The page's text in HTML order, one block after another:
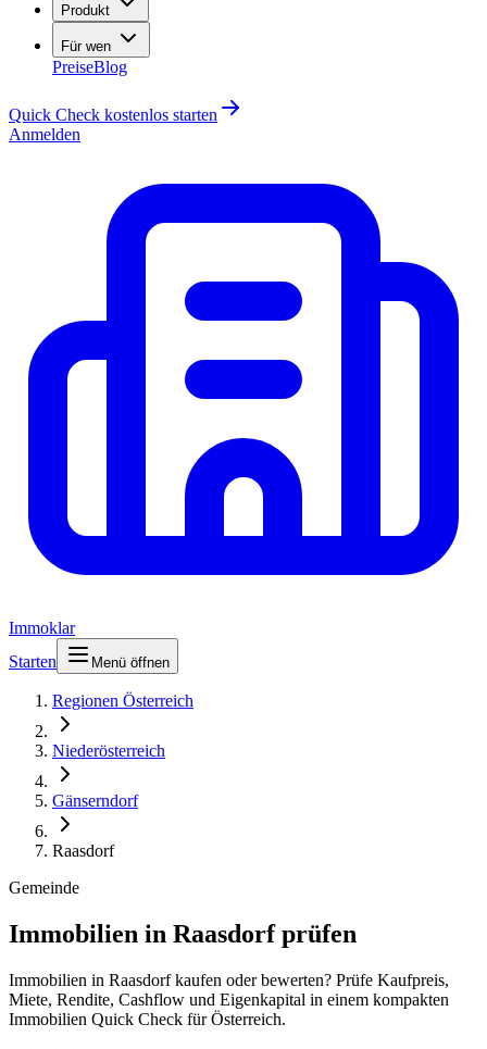
Produkt
Für wen
PreiseBlog
Quick Check kostenlos starten
Anmelden
Immoklar
Starten
Menü öffnen
Regionen Österreich
Niederösterreich
Gänserndorf
Raasdorf
Gemeinde
Immobilien in Raasdorf prüfen
Immobilien in Raasdorf kaufen oder bewerten? Prüfe Kaufpreis,
Miete, Rendite, Cashflow und Eigenkapital in einem kompakten
Immobilien Quick Check für Österreich.